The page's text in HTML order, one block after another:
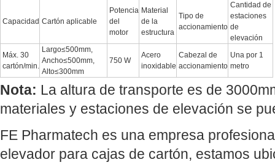
Capacidad Cartón aplicable
Potencia
del
motor
Material
de la
estructura
Tipo de
accionamiento
Cantidad de
estaciones
de
elevación
Máx. 30
cartón/min.
Largo≤500mm,
Ancho≤500mm,
Alto≤300mm
750 W
Acero
inoxidable
Cabezal de
accionamiento
Una por 1
metro
Nota: La altura de transporte es de
materiales y estaciones de elevación se
FE Pharmatech es una empresa
elevador para cajas de cartón, estamos